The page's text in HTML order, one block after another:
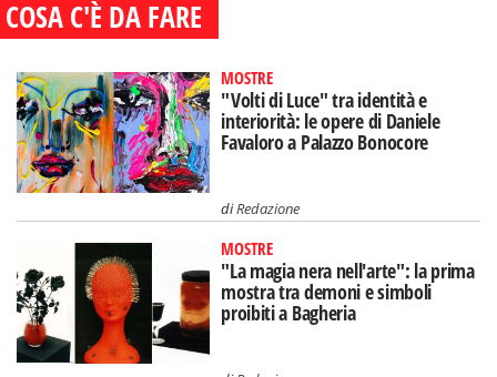
COSA C'È DA FARE
MOSTRE
"Volti di Luce" tra identità e
interiorità: le opere di Daniele
Favaloro a Palazzo Bonocore
diRedazione
MOSTRE
"La magia nera nell'arte": la prima
mostra tra demoni e simboli
proibiti a Bagheria